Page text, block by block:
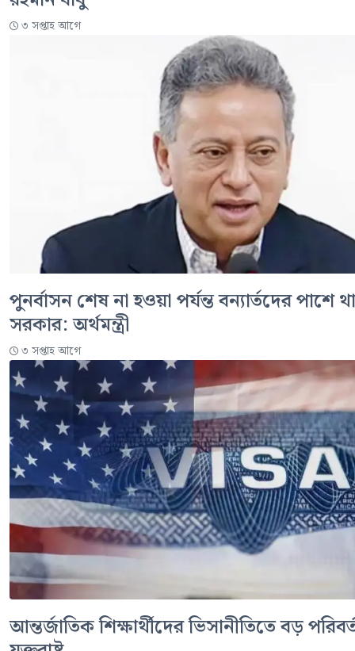
৩ সপ্তাহ আগে
পুনর্বাসন শেষ না হওয়া পর্যন্ত বন্যার্তদের পাশে
সরকার: অর্থমন্ত্রী
৩ সপ্তাহ আগে
আন্তর্জাতিক শিক্ষার্থীদের ভিসানীতিতে বড়